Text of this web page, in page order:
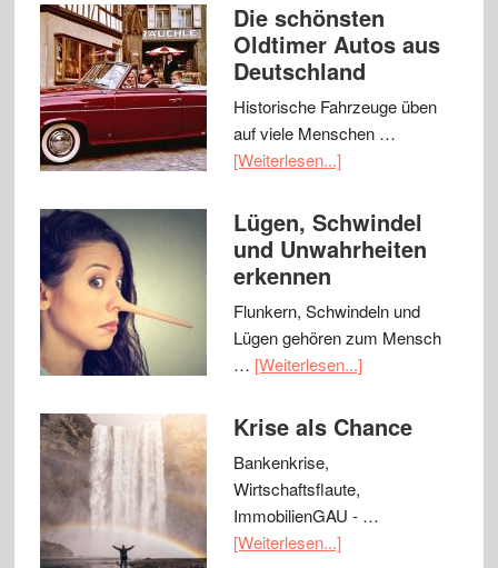
Die schönsten
Oldtimer Autos aus
Deutschland
Historische Fahrzeuge üben
auf viele Menschen …
[Weiterlesen...]
Lügen, Schwindel
und Unwahrheiten
erkennen
Flunkern, Schwindeln und
Lügen gehören zum Mensch
… [Weiterlesen...]
Krise als Chance
Bankenkrise,
Wirtschaftsflaute,
ImmobilienGAU - …
[Weiterlesen...]